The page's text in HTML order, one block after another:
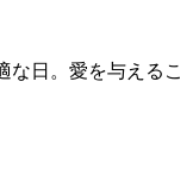
な日。愛を与えるこ